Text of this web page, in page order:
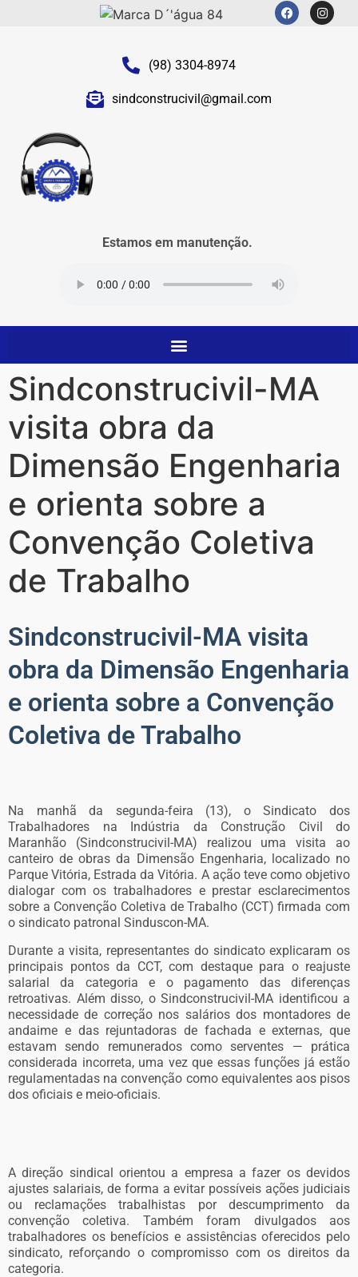
(98) 3304-8974
sindconstrucivil@gmail.com
Estamos em manutenção.
Sindconstrucivil-MA
visita obra da
Dimensão Engenharia
e orienta sobre a
Convenção Coletiva
de Trabalho
Sindconstrucivil-MA visita
obra da Dimensão Engenharia
e orienta sobre a Convenção
Coletiva de Trabalho
Na manhã da segunda-feira (13), o Sindicato dos
Trabalhadores na Indústria da Construção Civil do
Maranhão (Sindconstrucivil-MA) realizou uma visita ao
canteiro de obras da Dimensão Engenharia, localizado no
Parque Vitória, Estrada da Vitória. A ação teve como objetivo
dialogar com os trabalhadores e prestar esclarecimentos
sobre a Convenção Coletiva de Trabalho (CCT) firmada com
o sindicato patronal Sinduscon-MA.
Durante a visita, representantes do sindicato explicaram os
principais pontos da CCT, com destaque para o reajuste
salarial da categoria e o pagamento das diferenças
retroativas. Além disso, o Sindconstrucivil-MA identificou a
necessidade de correção nos salários dos montadores de
andaime e das rejuntadoras de fachada e externas, que
estavam sendo remunerados como serventes — prática
considerada incorreta, uma vez que essas funções já estão
regulamentadas na convenção como equivalentes aos pisos
dos oficiais e meio-oficiais.
A direção sindical orientou a empresa a fazer os devidos
ajustes salariais, de forma a evitar possíveis ações judiciais
ou reclamações trabalhistas por descumprimento da
convenção coletiva. Também foram divulgados aos
trabalhadores os benefícios e assistências oferecidos pelo
sindicato, reforçando o compromisso com os direitos da
categoria.